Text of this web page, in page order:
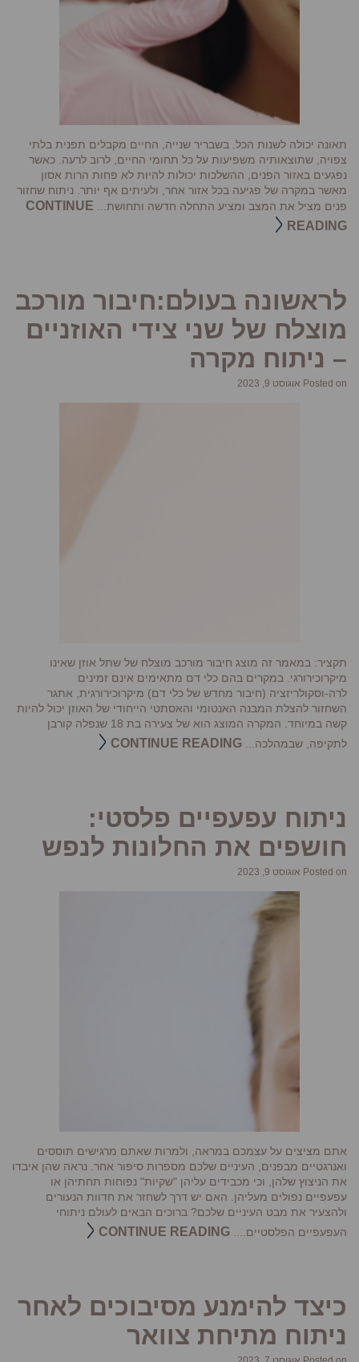
תאונה יכולה לשנות הכל. בשבריר שנייה, החיים מקבלים תפנית בלתי
צפויה, שתוצאותיה משפיעות על כל תחומי החיים, לרוב לרעה. כאשר
נפגעים באזור הפנים, ההשלכות יכולות להיות לא פחות הרות אסון
מאשר במקרה של פגיעה בכל אזור אחר, ולעיתים אף יותר. ניתוח שחזור
פנים מציל את המצב ומציע התחלה חדשה ותחושת... CONTINUE
READING
לראשונה בעולם:חיבור מורכב
מוצלח של שני צידי האוזניים
– ניתוח מקרה
Posted on אוגוסט 9, 2023
תקציר: במאמר זה מוצג חיבור מורכב מוצלח של שתל אוזן שאינו
מיקרוכירורגי. במקרים בהם כלי דם מתאימים אינם זמינים
לרה-וסקולריזציה (חיבור מחדש של כלי דם) מיקרוכירורגית, אתגר
השחזור להצלת המבנה האנטומי והאסתטי הייחודי של האוזן יכול להיות
קשה במיוחד. המקרה המוצג הוא של צעירה בת 18 שנפלה קורבן
לתקיפה, שבמהלכה... CONTINUE READING
ניתוח עפעפיים פלסטי:
חושפים את החלונות לנפש
Posted on אוגוסט 9, 2023
אתם מציצים על עצמכם במראה, ולמרות שאתם מרגישים תוססים
ואנרגטיים מבפנים, העיניים שלכם מספרות סיפור אחר. נראה שהן איבדו
את הניצוץ שלהן, וכי מכבידים עליהן "שקיות" נפוחות תחתיהן או
עפעפיים נפולים מעליהן. האם יש דרך לשחזר את חדוות הנעורים
ולהצעיר את מבט העיניים שלכם? ברוכים הבאים לעולם ניתוחי
העפעפיים הפלסטיים.... CONTINUE READING
כיצד להימנע מסיבוכים לאחר
ניתוח מתיחת צוואר